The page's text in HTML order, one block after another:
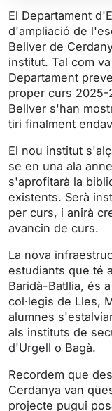
l
a
y
El Departament
d'ampliació de
Bellver de
institut. Tal com
Departament
proper curs 2025-
Bellver s'han
tiri finalment
El nou institut
se en una ala
s'aprofitarà la
existents. Serà
per curs, i anirà
avancin de curs.
La nova
estudiants que té
Baridà-Batllia, és
col·legis de Lles,
alumnes
als instituts de
d'Urgell o Bagà.
Recordem que
Cerdanya van
projecte pugui